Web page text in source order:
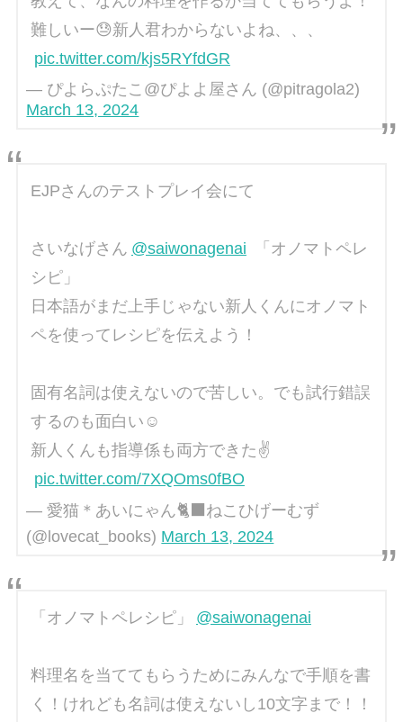
難しいー😓新人君わからないよね、、、
pic.twitter.com/kjs5RYfdGR
— ぴよらぷたこ@ぴよよ屋さん (@pitragola2)
March 13, 2024
EJPさんのテストプレイ会にて
さいなげさん @saiwonagenai
「オノマトペレ
シピ」
日本語がまだ上手じゃない新人くんにオノマト
ペを使ってレシピを伝えよう！
固有名詞は使えないので苦しい。でも試行錯誤
するのも面白い☺️
新人くんも指導係も両方できた✌️
pic.twitter.com/7XQOms0fBO
— 愛猫＊あいにゃん🐈‍⬛ねこひげーむず
(@lovecat_books) March 13, 2024
「オノマトペレシピ」 @saiwonagenai
料理名を当ててもらうためにみんなで手順を書
く！けれども名詞は使えないし10文字まで！！